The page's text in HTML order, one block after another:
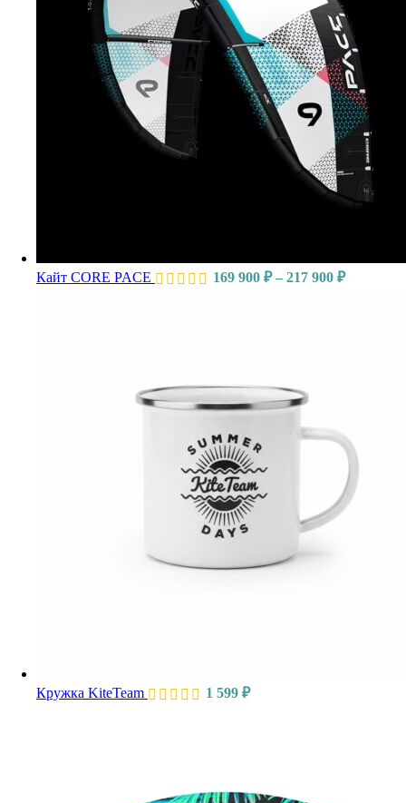
Кайт CORE PACE 169 900 ₽ – 217 900 ₽
Кружка KiteTeam 1 599 ₽